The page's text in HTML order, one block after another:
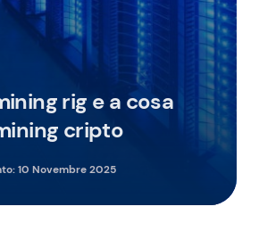
rig e a cosa
cripto
10 Novembre 2025